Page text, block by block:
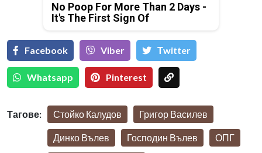
No Poop For More Than 2 Days -
It's The First Sign Of
Facebook Viber Тwitter
Whatsapp Pinterest
Тагове: Стойко Калудов Григор Василев
Динко Вълев Господин Вълев ОПГ